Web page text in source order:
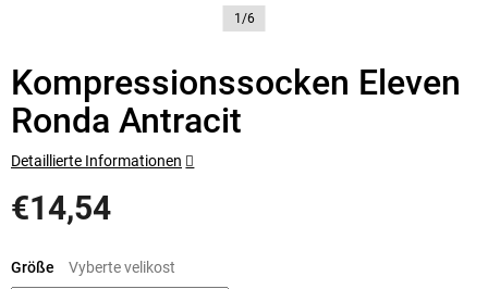
1/6
Kompressionssocken Eleven
Ronda Antracit
€14,54
Größe
Detaillierte Informationen